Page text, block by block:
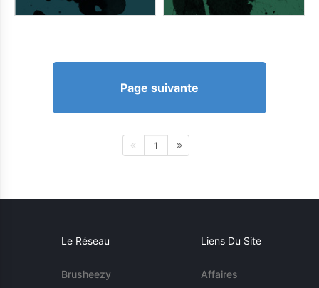
Page suivante
1
Le Réseau
Brusheezy
Liens Du Site
Affaires